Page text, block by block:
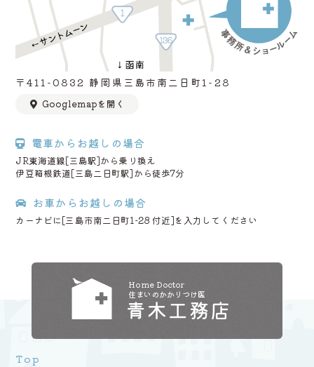
〒411-0832 静岡県三島市南二日町1-28
Googlemapを開く
電車からお越しの場合
JR東海道線[三島駅]から乗り換え
伊豆箱根鉄道[三島二日町駅]から徒歩7分
お車からお越しの場合
カーナビに[三島市南二日町1-28 付近]を入力してください
Home Doctor
住まいのかかりつけ医
青木工務店
Top